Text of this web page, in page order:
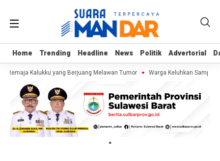
Home Trending Headline News Politik Advertorial
Home Trending Headline News Politik Advertorial
Kalukku yang Berjuang Melawan Tumor Warga Keluhkan Sampah
"